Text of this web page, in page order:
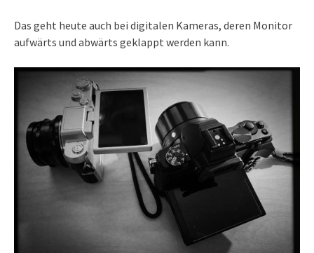
Das geht heute auch bei digitalen Kameras, deren Monitor
aufwärts und abwärts geklappt werden kann.